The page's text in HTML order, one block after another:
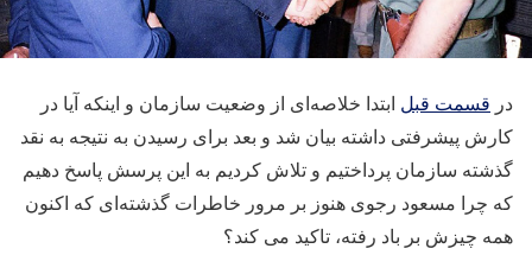
در قسمت قبل ابتدا خلاصه‌ای از وضعیت سازمان و اینکه آیا در
کارش پیشرفتی داشته بیان شد و بعد برای رسیدن به نتیجه به نقد
گذشته سازمان پرداختیم و تلاش کردیم به این پرسش پاسخ دهیم
که چرا مسعود رجوی هنوز بر مرور خاطرات گذشته‌ای که اکنون
همه چیزش بر باد رفته، تاکید می کند؟